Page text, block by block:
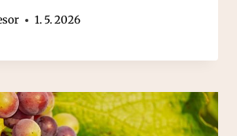
1. 5. 2026